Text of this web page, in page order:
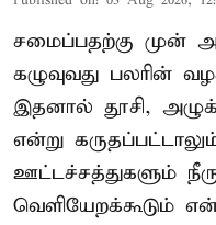
சமைப்பதற்கு முன்
கழுவுவது பலரின்
இதனால் தூசி,
என்று
ஊட்டச்சத்துகளும்
வெளியேறக்கூடும்